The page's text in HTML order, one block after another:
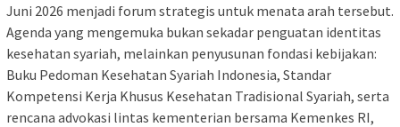
Juni 2026 menjadi forum strategis untuk menata arah tersebut.
Agenda yang mengemuka bukan sekadar penguatan identitas
kesehatan syariah, melainkan penyusunan fondasi kebijakan:
Buku Pedoman Kesehatan Syariah Indonesia, Standar
Kompetensi Kerja Khusus Kesehatan Tradisional Syariah, serta
rencana advokasi lintas kementerian bersama Kemenkes RI,